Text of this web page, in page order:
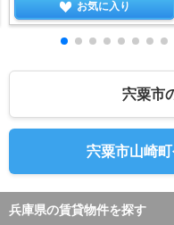
お気に入り
宍粟市
宍粟市山崎
兵庫県の賃貸物件を探す